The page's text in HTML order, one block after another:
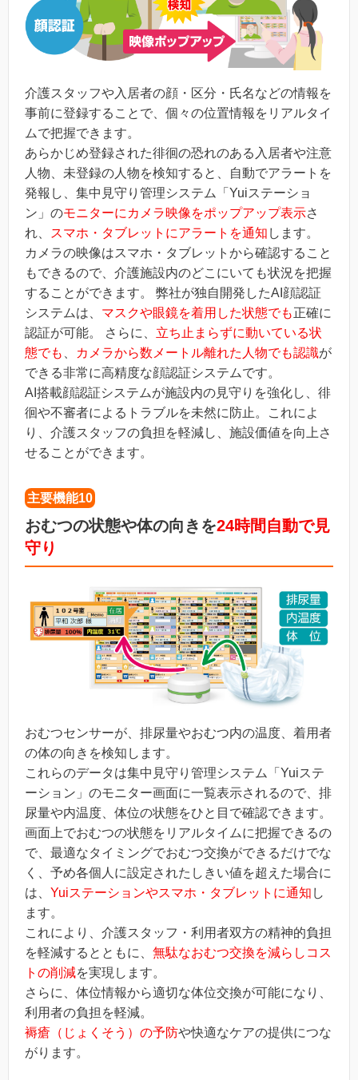
介護スタッフや入居者の顔・区分・氏名などの情報を
事前に登録することで、個々の位置情報をリアルタイ
ムで把握できます。
あらかじめ登録された徘徊の恐れのある入居者や注意
人物、未登録の人物を検知すると、自動でアラートを
発報し、集中見守り管理システム「Yuiステーショ
ン」のモニターにカメラ映像をポップアップ表示さ
れ、
スマホ・タブレットにアラートを通知 します。
カメラの映像はスマホ・タブレットから確認すること
もできるので、介護施設内のどこにいても状況を把握
することができます。 弊社が独自開発したAI顔認証
システムは、 マスクや眼鏡を着用した状態でも正確に
認証が可能。 さらに、 立ち止まらずに動いている状
態でも
カメラから数メートル離れた人物でも認識が
できる非常に高精度な顔認証システムです。
AI搭載顔認証システムが施設内の見守りを強化し、徘
徊や不審者によるトラブルを未然に防止。これによ
り、介護スタッフの負担を軽減し、施設価値を向上さ
せることができます。
主要機能10
おむつの状態や体の向きを24時間自動で見
守り
おむつセンサーが、排尿量やおむつ内の温度、着用者
の体の向きを検知します。
これらのデータは集中見守り管理システム「Yuiステ
ーション」のモニター画面に一覧表示されるので、排
尿量や内温度、体位の状態をひと目で確認できます。
画面上でおむつの状態をリアルタイムに把握できるの
で、最適なタイミングでおむつ交換ができるだけでな
く、予め各個人に設定されたしきい値を超えた場合に
は、 Yuiステーションやスマホ・タブレットに通知 し
ます。
これにより、介護スタッフ・利用者双方の精神的負担
を軽減するとともに、 無駄なおむつ交換を減らしコス
トの削減を実現します。
さらに、体位情報から適切な体位交換が可能になり、
利用者の負担を軽減。
褥瘡（じょくそう）の予防や快適なケアの提供につな
がります。